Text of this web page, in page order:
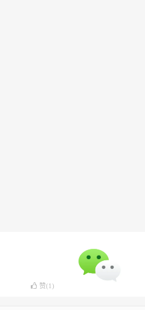
赞(1 )